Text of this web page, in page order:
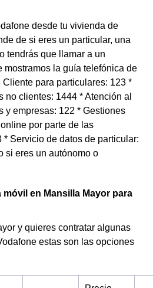
desde tu vivienda de
de si eres un particular, una
tendrás que llamar a un
mostramos la guía telefónica de
para particulares: 123 *
no clientes: 1444 * Atención al
y empresas: 122 * Gestiones
por parte de las
* Servicio de datos de particular:
si eres un autónomo o
móvil en Mansilla Mayor para
y quieres contratar algunas
estas son las opciones